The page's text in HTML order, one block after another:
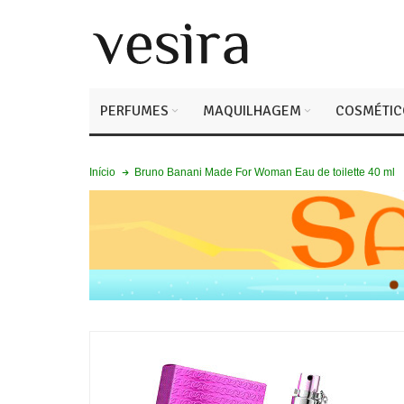
PERFUMES MAQUILHAGEM
Início Bruno Banani Made For Woman Eau de toilette 40 ml